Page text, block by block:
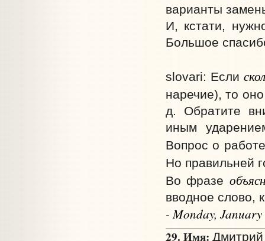
варианты
И, кстати,
Большое
slovari: Если
наречие), то
д. Обратите
иным
Вопрос о
Но правильней
Во фразе
вводное слово,
- Monday,
29. Имя: Дмитрий